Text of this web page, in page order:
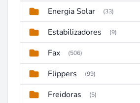
Energia Solar (33)
Estabilizadores (9)
Fax (506)
Flippers (99)
Freidoras (5)